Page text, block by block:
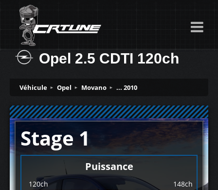
Opel 2.5 CDTI 120ch
Véhicule Opel Movano ... 2010
Stage 1
Puissance
120ch 148ch